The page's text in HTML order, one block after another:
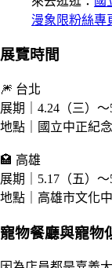
漫象限粉絲專
展覽時間
🎆 台北
展期｜4.24（三）～
地點｜國立中正紀
🏩 高雄
展期｜5.17（五）～
地點｜高雄市文化
寵物餐廳與寵物